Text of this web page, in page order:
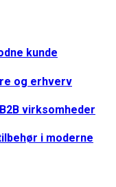
kunde
og erhverv
virksomheder
i moderne